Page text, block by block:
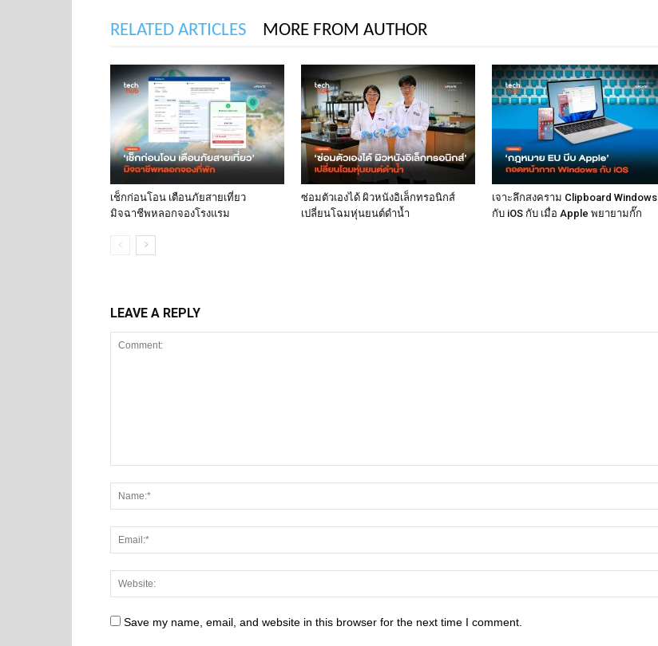
RELATED ARTICLES MORE FROM AUTHOR
เช็กก่อนโอน เตือนภัยสายเที่ยว
มิจฉาชีพหลอกจองโรงแรม
ซ่อมตัวเองได้ ผิวหนังอิเล็กทรอนิกส์
เปลี่ยนโฉมหุ่นยนต์ดำน้ำ
เจาะลึกสงคราม Clipboard Windows
กับ iOS กับ เมื่อ Apple พยายามกั๊ก
LEAVE A REPLY
Save my name, email, and website in this browser for the next time I comment.